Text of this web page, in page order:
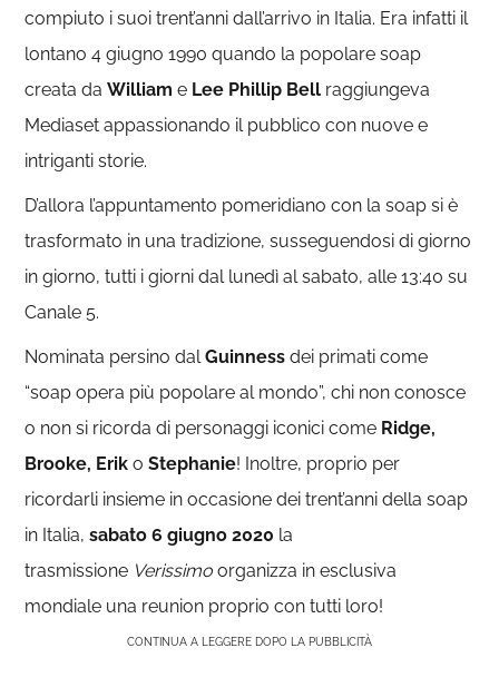
compiuto i suoi trent’anni dall’arrivo in Italia. Era infatti il
lontano 4 giugno 1990 quando la popolare soap
creata daWilliame Lee Phillip Bell raggiungeva
Mediaset appassionando il pubblico con nuove e
intriganti storie.
D’allora l’appuntamento pomeridiano con la soap si è
trasformato in una tradizione, susseguendosi di giorno
in giorno, tutti i giorni dal lunedì al sabato, alle 13:40 su
Canale 5.
Nominata persino dalGuinness dei primati come
“soap opera più popolare al mondo”, chi non conosce
o non si ricorda di personaggi iconici come Ridge,
Brooke, ErikoStephanie! Inoltre, proprio per
ricordarli insieme in occasione dei trent’anni della soap
in Italia,sabato 6 giugno 2020 la
trasmissione Verissimoorganizza in esclusiva
mondiale una reunion proprio con tutti loro!
CONTINUA A LEGGERE DOPO LA PUBBLICITÀ